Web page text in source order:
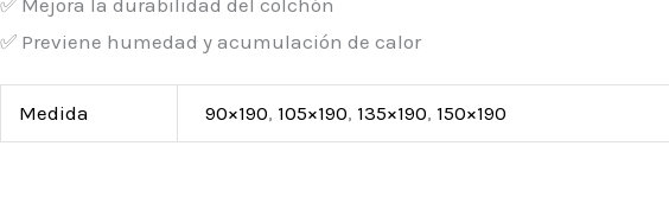
✅ Previene humedad y acumulación de calor
Medida 90×190, 105×190, 135×190, 150×190